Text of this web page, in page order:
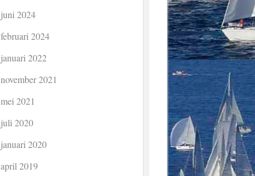
juni 2024
februari 2024
januari 2022
november 2021
mei 2021
juli 2020
januari 2020
april 2019